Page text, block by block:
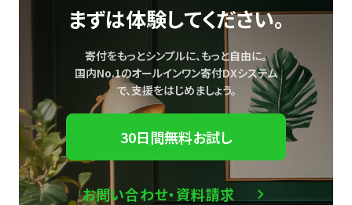
まずは体験してください。
寄付をもっとシンプルに、もっと自由に。
国内No.1のオールインワン寄付DXシステム
で、支援をはじめましょう。
30日間無料お試し
お問い合わせ・資料請求